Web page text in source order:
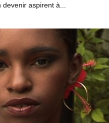
devenir aspirent à...